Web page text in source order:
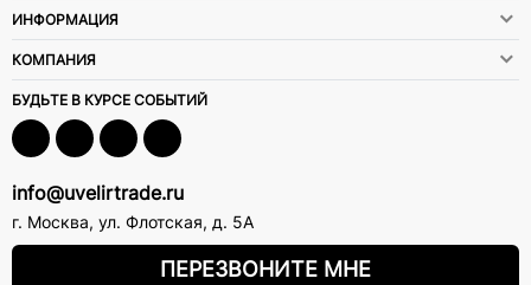
ИНФОРМАЦИЯ
КОМПАНИЯ
БУДЬТЕ В КУРСЕ СОБЫТИЙ
info@uvelirtrade.ru
г. Москва, ул. Флотская, д. 5А
ПЕРЕЗВОНИТЕ МНЕ